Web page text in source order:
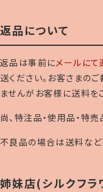
返品について
返品は事前にメールに
送ください。お客さまの
ませんがお客様に送料を
尚、特注品・使用品・特
不良品の場合は送料など
姉妹店(シルクフラ